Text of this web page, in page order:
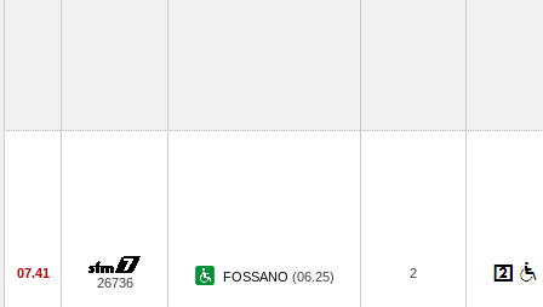
07.41
26736 FOSSANO (06.25) 2